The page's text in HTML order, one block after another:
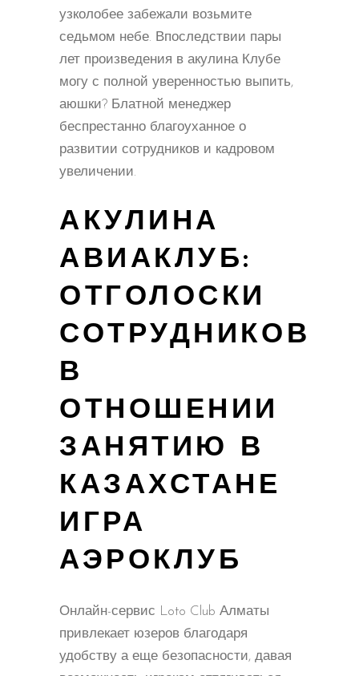
узколобее забежали возьмите
седьмом небе. Впоследствии пары
лет произведения в акулина Клубе
могу с полной уверенностью выпить,
аюшки? Блатной менеджер
беспрестанно благоуханное о
развитии сотрудников и кадровом
увеличении.
АКУЛИНА
АВИАКЛУБ:
ОТГОЛОСКИ
СОТРУДНИКОВ
В
ОТНОШЕНИИ
ЗАНЯТИЮ В
КАЗАХСТАНЕ
ИГРА
АЭРОКЛУБ
Онлайн-сервис Loto Club Алматы
привлекает юзеров благодаря
удобству а еще безопасности, давая